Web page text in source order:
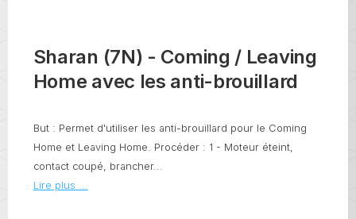
Sharan (7N) - Coming / Leaving
Home avec les anti-brouillard
But : Permet d'utiliser les anti-brouillard pour le Coming
Home et Leaving Home. Procéder : 1 - Moteur éteint,
contact coupé, brancher...
Lire plus ...